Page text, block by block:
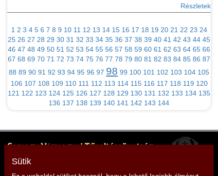
Részletek
1 2 3 4 5 6 7 8 9 10 11 12 13 14 15 16 17 18 19 20 21 22 23 24
25 26 27 28 29 30 31 32 33 34 35 36 37 38 39 40 41 42 43 44 45
46 47 48 49 50 51 52 53 54 55 56 57 58 59 60 61 62 63 64 65 66
67 68 69 70 71 72 73 74 75 76 77 78 79 80 81 82 83 84 85 86 87
88 89 90 91 92 93 94 95 96 97 98 99 100 101 102 103 104 105
106 107 108 109 110 111 112 113 114 115 116 117 118 119 120
121 122 123 124 125 126 127 128 129 130 131 132 133 134 135
136 137 138 139 140 141 142 143 144
Somogy Vármegyei Tűzoltószövetség
Cím: 7400 Kaposvár, Somssich P. u. 7.
Sütik